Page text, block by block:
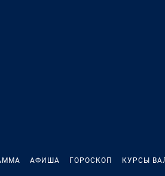
АФИША ГОРОСКОП КУРСЫ